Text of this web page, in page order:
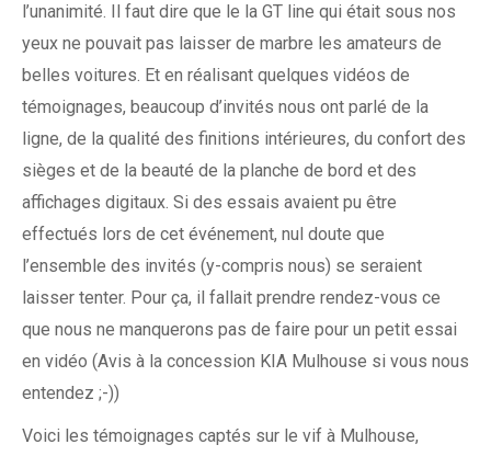
l’unanimité. Il faut dire que le la GT line qui était sous nos
yeux ne pouvait pas laisser de marbre les amateurs de
belles voitures. Et en réalisant quelques vidéos de
témoignages, beaucoup d’invités nous ont parlé de la
ligne, de la qualité des finitions intérieures, du confort des
sièges et de la beauté de la planche de bord et des
affichages digitaux. Si des essais avaient pu être
effectués lors de cet événement, nul doute que
l’ensemble des invités (y-compris nous) se seraient
laisser tenter. Pour ça, il fallait prendre rendez-vous ce
que nous ne manquerons pas de faire pour un petit essai
en vidéo (Avis à la concession KIA Mulhouse si vous nous
entendez ;-))
Voici les témoignages captés sur le vif à Mulhouse,